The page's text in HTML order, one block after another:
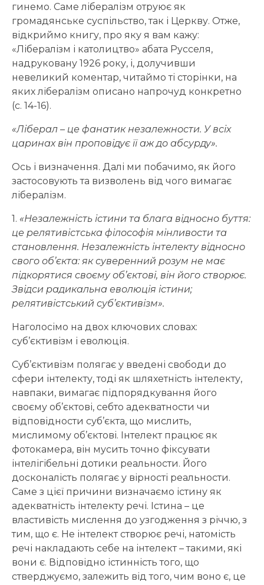
гинемо. Саме лібералізм отруює як
громадянське суспільство, так і Церкву. Отже,
відкриймо книгу, про яку я вам кажу:
«Лібералізм і католицтво» абата Русселя,
надруковану 1926 року, і, долучивши
невеликий коментар, читаймо ті сторінки, на
яких лібералізм описано напрочуд конкретно
(с. 14-16).
«Ліберал – це фанатик незалежности. У всіх
царинах він проповідує її аж до абсурду».
Ось і визначення. Далі ми побачимо, як його
застосовують та визволень від чого вимагає
лібералізм.
1. «Незалежність істини та блага відносно буття:
це релятивістська філософія мінливости та
становлення. Незалежність інтелекту відносно
свого об’єкта: як суверенний розум не має
підкорятися своєму об’єктові, він його створює.
Звідси радикальна еволюція істини;
релятивістський суб’єктивізм».
Наголосімо на двох ключових словах:
суб’єктивізм і еволюція.
Суб’єктивізм полягає у введені свободи до
сфери інтелекту, тоді як шляхетність інтелекту,
навпаки, вимагає підпорядкування його
своєму об’єктові, себто адекватности чи
відповідности суб’єкта, що мислить,
мислимому об’єктові. Інтелект працює як
фотокамера, він мусить точно фіксувати
інтелігібельні дотики реальности. Його
досконалість полягає у вірності реальности.
Саме з цієї причини визначаємо істину як
адекватність інтелекту речі. Істина – це
властивість мислення до узгодження з річчю, з
тим, що є. Не інтелект створює речі, натомість
речі накладають себе на інтелект – такими, які
вони є. Відповідно істинність того, що
стверджуємо, залежить від того, чим воно є, це